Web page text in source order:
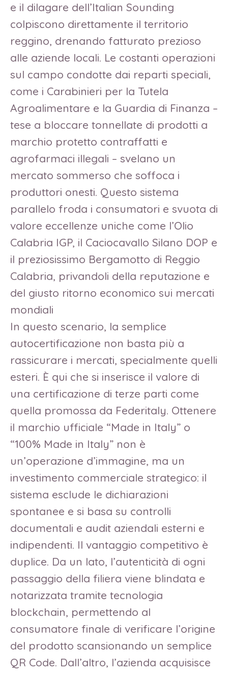
e il dilagare dell’Italian Sounding
colpiscono direttamente il territorio
reggino, drenando fatturato prezioso
alle aziende locali. Le costanti operazioni
sul campo condotte dai reparti speciali,
come i Carabinieri per la Tutela
Agroalimentare e la Guardia di Finanza –
tese a bloccare tonnellate di prodotti a
marchio protetto contraffatti e
agrofarmaci illegali – svelano un
mercato sommerso che soffoca i
produttori onesti. Questo sistema
parallelo froda i consumatori e svuota di
valore eccellenze uniche come l’Olio
Calabria IGP, il Caciocavallo Silano DOP e
il preziosissimo Bergamotto di Reggio
Calabria, privandoli della reputazione e
del giusto ritorno economico sui mercati
mondiali
In questo scenario, la semplice
autocertificazione non basta più a
rassicurare i mercati, specialmente quelli
esteri. È qui che si inserisce il valore di
una certificazione di terze parti come
quella promossa da Federitaly. Ottenere
il marchio ufficiale “Made in Italy” o
“100% Made in Italy” non è
un’operazione d’immagine, ma un
investimento commerciale strategico: il
sistema esclude le dichiarazioni
spontanee e si basa su controlli
documentali e audit aziendali esterni e
indipendenti. Il vantaggio competitivo è
duplice. Da un lato, l’autenticità di ogni
passaggio della filiera viene blindata e
notarizzata tramite tecnologia
blockchain, permettendo al
consumatore finale di verificare l’origine
del prodotto scansionando un semplice
QR Code. Dall’altro, l’azienda acquisisce